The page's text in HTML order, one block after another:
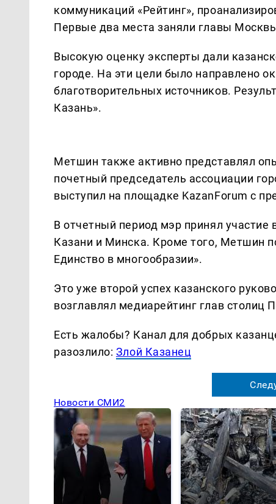
коммуникаций «Рейтинг»,
Первые два места заняли главы
Высокую оценку эксперты дали
городе. На эти цели было направлено
благотворительных источников.
Казань».
Метшин также активно представлял
почетный председатель ассоциации
выступил на площадке KazanForum с
В отчетный период мэр принял
Казани и Минска. Кроме того, Метшин
Единство в многообразии».
Это уже второй успех казанского
возглавлял медиарейтинг глав столиц
Есть жалобы? Канал для добрых
разозлило: Злой Казанец
Новости СМИ2